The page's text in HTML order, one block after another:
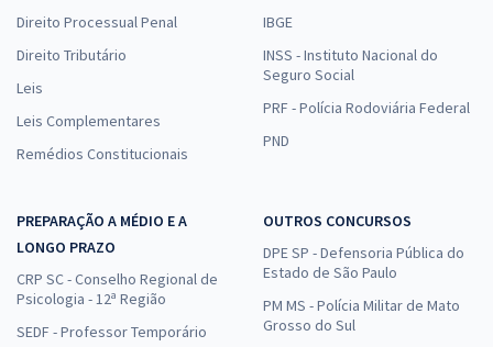
Direito Processual Penal
Direito Tributário
Leis
Leis Complementares
Remédios Constitucionais
IBGE
INSS - Instituto Nacional do
Seguro Social
PRF - Polícia Rodoviária Federal
PND
PREPARAÇÃO A MÉDIO E A
LONGO PRAZO
CRP SC - Conselho Regional de
Psicologia - 12ª Região
SEDF - Professor Temporário
OUTROS CONCURSOS
DPE SP - Defensoria Pública do
Estado de São Paulo
PM MS - Polícia Militar de Mato
Grosso do Sul